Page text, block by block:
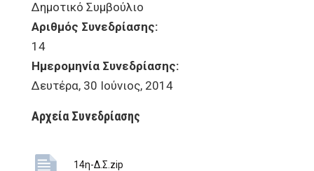
Δημοτικό Συμβούλιο
Αριθμός Συνεδρίασης:
14
Ημερομηνία Συνεδρίασης:
Δευτέρα, 30 Ιούνιος, 2014
Αρχεία Συνεδρίασης
14η-Δ.Σ.zip